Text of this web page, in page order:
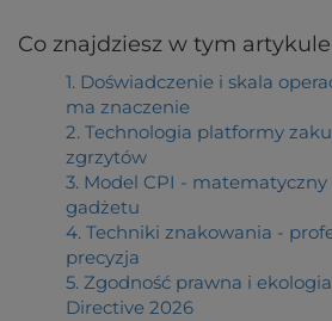
Co znajdziesz w tym artykule
1. Doświadczenie i skala
ma znaczenie
2. Technologia platformy
zgrzytów
3. Model CPI -
gadżetu
4. Techniki znakowania -
precyzja
5. Zgodność prawna i
Directive 2026